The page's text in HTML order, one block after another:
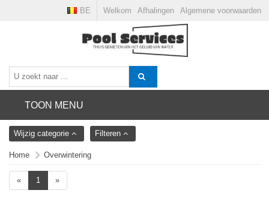
Welkom Afhalingen Algemene voorwaarden
BE
TOON MENU
Wijzig categorie Filteren
Home Overwintering
« 1 »